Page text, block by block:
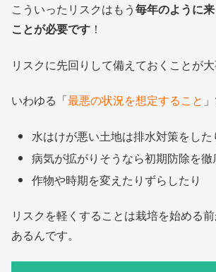
こういったリスクはもう毎年のように
ことが必要です ！
リスクに先回りして備えておくことが大
いわゆる「最悪の状況を想定すること
水はけが悪い土地は排水対策をした
病気が拡がりそうなら初期防除を徹
作物や時期を変えたりずらしたり
リスクを軽くすることは栽培を始める
あるんです。